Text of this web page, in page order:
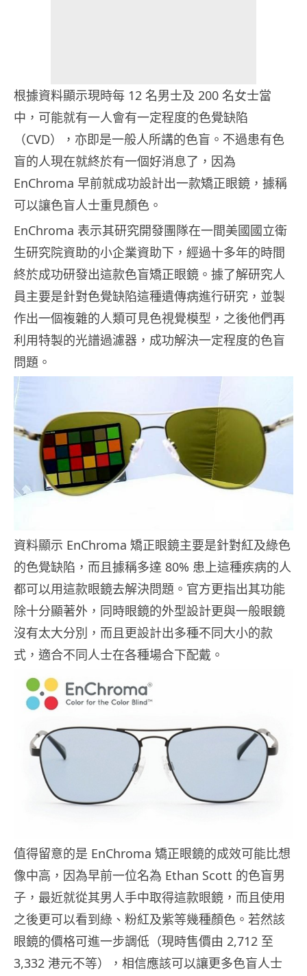
根據資料顯示現時每 12 名男士及 200 名女士當
中，可能就有一人會有一定程度的色覺缺陷
（CVD），亦即是一般人所講的色盲。不過患有色
盲的人現在就終於有一個好消息了，因為
EnChroma 早前就成功設計出一款矯正眼鏡，據稱
可以讓色盲人士重見顏色。
EnChroma 表示其研究開發團隊在一間美國國立衛
生研究院資助的小企業資助下，經過十多年的時間
終於成功研發出這款色盲矯正眼鏡。據了解研究人
員主要是針對色覺缺陷這種遺傳病進行研究，並製
作出一個複雜的人類可見色視覺模型，之後他們再
利用特製的光譜過濾器，成功解決一定程度的色盲
問題。
資料顯示 EnChroma 矯正眼鏡主要是針對紅及綠色
的色覺缺陷，而且據稱多達 80% 患上這種疾病的人
都可以用這款眼鏡去解決問題。官方更指出其功能
除十分顯著外，同時眼鏡的外型設計更與一般眼鏡
沒有太大分別，而且更設計出多種不同大小的款
式，適合不同人士在各種場合下配戴。
值得留意的是 EnChroma 矯正眼鏡的成效可能比想
像中高，因為早前一位名為 Ethan Scott 的色盲男
子，最近就從其男人手中取得這款眼鏡，而且使用
之後更可以看到綠、粉紅及紫等幾種顏色。若然該
眼鏡的價格可進一步調低（現時售價由 2,712 至
3,332 港元不等），相信應該可以讓更多色盲人士